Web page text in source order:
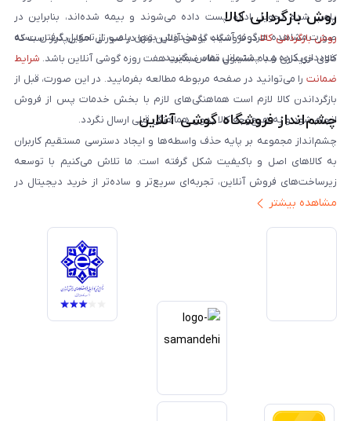
پلمپ شده تحویل اداره پست داده می‌شوند و بیمه شده‌اند، بنابراین در
صورت مشاهده هرگونه آسیب یا مخدوش بودن پلمپ، از تحویل گرفتن بسته
خودداری کرده و با پشتیبانی تماس بگیرید.
روش بازگردانی کالا
روش بازگردانی کالادر فروشگاه گوشی آنلاین تنها در صورتی امکان‌پذیر است که
کالای خریداری شده مشمول مفاد ضمانت هفت روزه گوشی آنلاین باشد. شرایط
ضمانت را می‌توانید در صفحه مربوطه مطالعه بفرمایید. در این صورت، قبل از
بازگرداندن کالا لازم است هماهنگی‌های لازم با بخش خدمات پس از فروش
انجام شود و به هیچ‌وجه کالا بدون هماهنگی قبلی ارسال نگردد.
چشم‌انداز فروشگاه گوشی آنلاین
چشم‌انداز مجموعه بر پایه حذف واسطه‌ها و ایجاد دسترسی مستقیم کاربران
به کالاهای اصل و باکیفیت شکل گرفته است. ما تلاش می‌کنیم با توسعه
زیرساخت‌های فروش آنلاین، تجربه‌ای سریع‌تر و ساده‌تر از خرید دیجیتال در
ایران ارائه دهیم. تبدیل‌شدن به مرجعی قابل اعتماد برای خرید کالای دیجیتال،
خدمات و به‌روزرسانی مداوم محصولات، مسیر ما را روشن‌تر می‌کند. ما باور
داریم آینده بازار دیجیتال متعلق به کسب‌وکارهایی است که صداقت و شفافیت
را در اولویت قرار می‌دهند. گوشی آنلاین با تکیه بر تجربه و تخصص، با قدرت به
سمت تحقق این چشم‌انداز حرکت می‌کند.
مشاهده بیشتر